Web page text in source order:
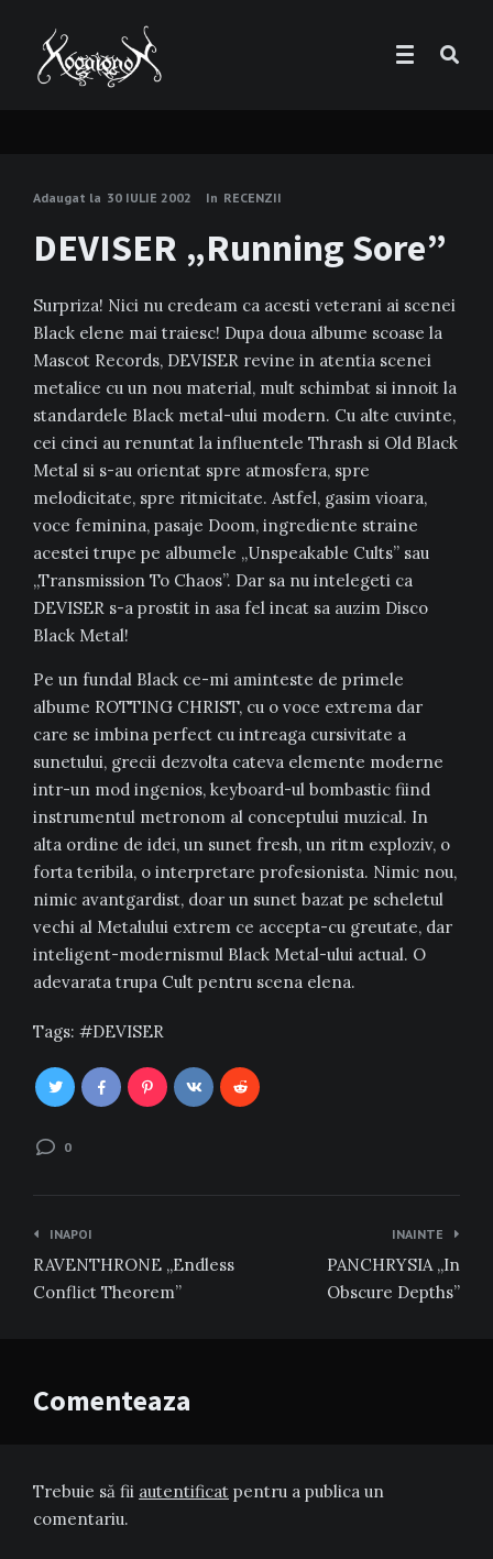
Adaugat la 30 IULIE 2002 In RECENZII
DEVISER „Running Sore”
Surpriza! Nici nu credeam ca acesti veterani ai scenei
Black elene mai traiesc! Dupa doua albume scoase la
Mascot Records, DEVISER revine in atentia scenei
metalice cu un nou material, mult schimbat si innoit la
standardele Black metal-ului modern. Cu alte cuvinte,
cei cinci au renuntat la influentele Thrash si Old Black
Metal si s-au orientat spre atmosfera, spre
melodicitate, spre ritmicitate. Astfel, gasim vioara,
voce feminina, pasaje Doom, ingrediente straine
acestei trupe pe albumele „Unspeakable Cults” sau
„Transmission To Chaos”. Dar sa nu intelegeti ca
DEVISER s-a prostit in asa fel incat sa auzim Disco
Black Metal!
Pe un fundal Black ce-mi aminteste de primele
albume ROTTING CHRIST, cu o voce extrema dar
care se imbina perfect cu intreaga cursivitate a
sunetului, grecii dezvolta cateva elemente moderne
intr-un mod ingenios, keyboard-ul bombastic fiind
instrumentul metronom al conceptului muzical. In
alta ordine de idei, un sunet fresh, un ritm exploziv, o
forta teribila, o interpretare profesionista. Nimic nou,
nimic avantgardist, doar un sunet bazat pe scheletul
vechi al Metalului extrem ce accepta-cu greutate, dar
inteligent-modernismul Black Metal-ului actual. O
adevarata trupa Cult pentru scena elena.
Tags: DEVISER
0
Navigare
în
articole
INAPOI
RAVENTHRONE „Endless
Conflict Theorem”
INAINTE
PANCHRYSIA „In
Obscure Depths”
Comenteaza
Trebuie să fii autentificat pentru a publica un
comentariu.